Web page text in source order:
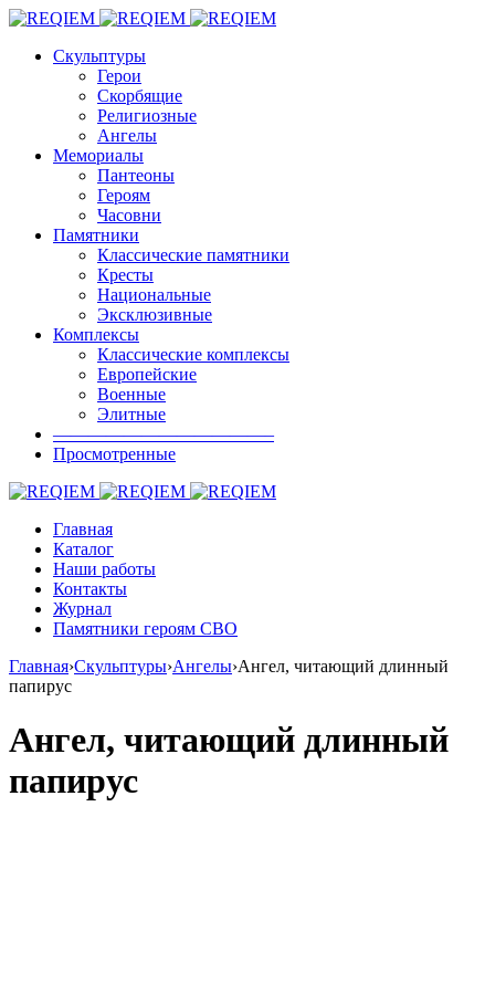
Скульптуры
Герои
Скорбящие
Религиозные
Ангелы
Мемориалы
Пантеоны
Героям
Часовни
Памятники
Классические памятники
Кресты
Национальные
Эксклюзивные
Комплексы
Классические комплексы
Европейские
Военные
Элитные
————————————–
Просмотренные
Главная
Каталог
Наши работы
Контакты
Журнал
Памятники героям СВО
Главная›Скульптуры›Ангелы›Ангел, читающий длинный
папирус
Ангел, читающий длинный
папирус